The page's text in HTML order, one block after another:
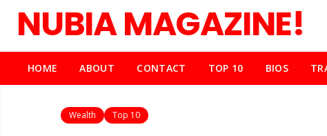
NUBIA MAGAZINE!
HOME ABOUT CONTACT TOP 10 BIOS
Wealth Top 10